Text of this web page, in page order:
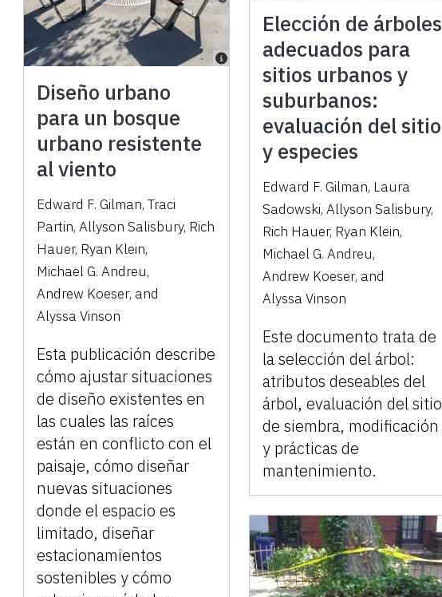
Diseño urbano
para un bosque
urbano resistente
al viento
Edward F. Gilman, Traci
Partin, Allyson Salisbury, Rich
Hauer, Ryan Klein,
Michael G. Andreu,
Andrew Koeser, and
Alyssa Vinson
Esta publicación describe
cómo ajustar situaciones
de diseño existentes en
las cuales las raíces
están en conflicto con el
paisaje, cómo diseñar
nuevas situaciones
donde el espacio es
limitado, diseñar
estacionamientos
sostenibles y cómo
Elección de árboles
adecuados para
sitios urbanos y
suburbanos:
evaluación del sitio
y especies
Edward F. Gilman, Laura
Sadowski,Allyson Salisbury,
Rich Hauer, Ryan Klein,
Michael G. Andreu,
Andrew Koeser, and
Alyssa Vinson
Este documento trata de
la selección del árbol:
atributos deseables del
árbol, evaluación del sitio
de siembra, modificación
y prácticas de
mantenimiento.